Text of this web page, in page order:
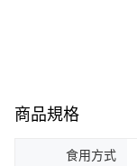
商品規格
食用方式